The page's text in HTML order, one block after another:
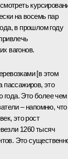
на восемь пар
в прошлом году
вагонов.
[в этом
пассажиров, это
года. Это более чем
– напомню, что
это рост
1260 тысяч
Это